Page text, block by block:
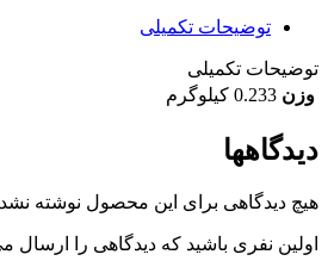
توضیحات تکمیلی
توضیحات تکمیلی
وزن 0.233 کیلوگرم
دیدگاهها
هیچ دیدگاهی برای این محصول نوشته
اولین نفری باشید که دیدگاهی را ارسال